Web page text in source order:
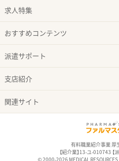
求人特集
おすすめコンテンツ
派遣サポート
支店紹介
関連サイト
有料職業紹介事業 厚
【紹介業】13-ユ-010743
© 2000-2026 MEDICAL